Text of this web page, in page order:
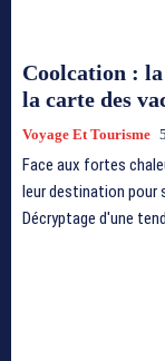
Coolcation :
la carte des
Voyage Et Tourisme
Face aux fortes
leur destination pour
Décryptage d'une